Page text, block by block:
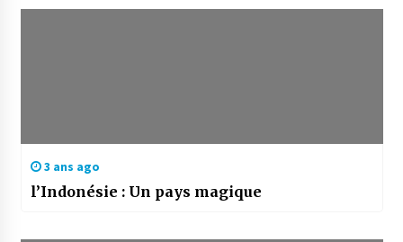
3 ans ago
l’Indonésie : Un pays magique